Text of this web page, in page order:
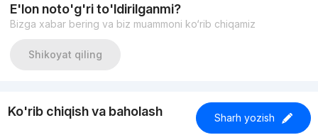
E'lon noto'g'ri to'ldirilganmi?
Bizga xabar bering va biz muammoni ko‘rib chiqamiz
Shikoyat qiling
Ko'rib chiqish va baholash Sharh yozish